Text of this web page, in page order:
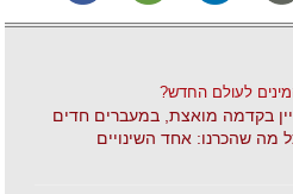
לעולם החדש?
בקדמה מואצת, במעברים חדים
מה שהכרנו: אחד השינויים